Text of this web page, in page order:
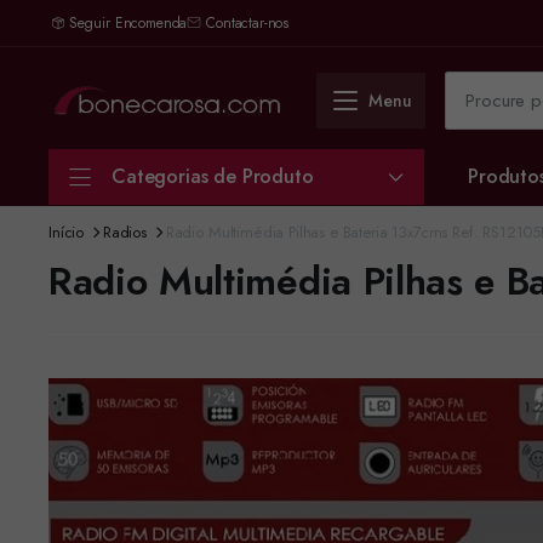
Seguir Encomenda Contactar-nos
Menu
Categorias de Produto
Início Radios
Radio Multimédia Pilhas e